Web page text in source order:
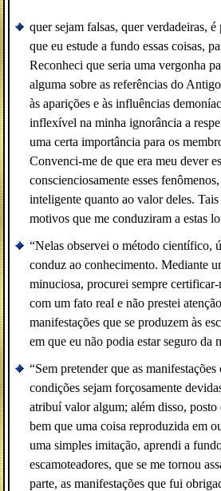
quer sejam falsas, quer verdadeiras,
que eu estude a fundo essas coisas,
Reconheci que seria uma vergonha
alguma sobre as referências do
às aparições e às influências
inflexível na minha ignorância a
uma certa importância para os
Convenci-me de que era meu dever
conscienciosamente esses
inteligente quanto ao valor deles.
motivos que me conduziram a estas
“Nelas observei o método científico,
conduz ao conhecimento. Mediante
minuciosa, procurei sempre
com um fato real e não prestei
manifestações que se produzem às
em que eu não podia estar seguro da
“Sem pretender que as
condições sejam forçosamente
atribuí valor algum; além disso, posto
bem que uma coisa reproduzida em
uma simples imitação, aprendi a
escamoteadores, que se me tornou
parte, as manifestações que fui